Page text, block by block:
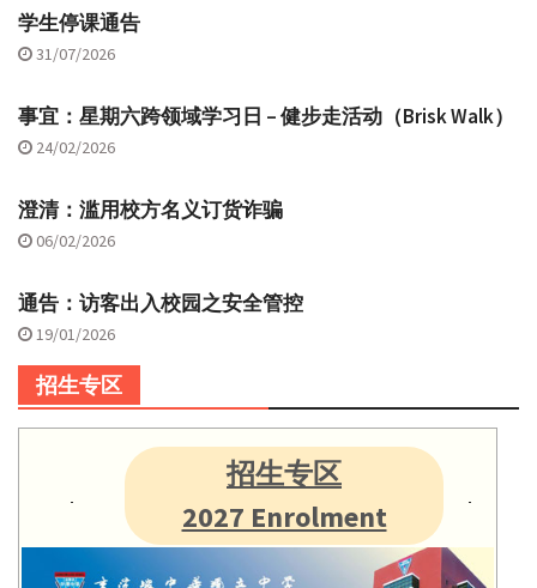
学生停课通告
31/07/2026
事宜：星期六跨领域学习日 – 健步走活动（Brisk Walk）
24/02/2026
澄清：滥用校方名义订货诈骗
06/02/2026
通告：访客出入校园之安全管控
19/01/2026
招生专区
招生专区
2027 Enrolment